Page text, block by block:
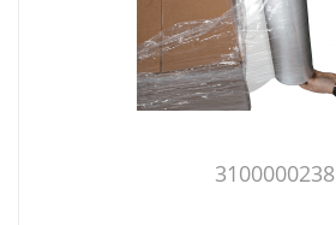
3100000238